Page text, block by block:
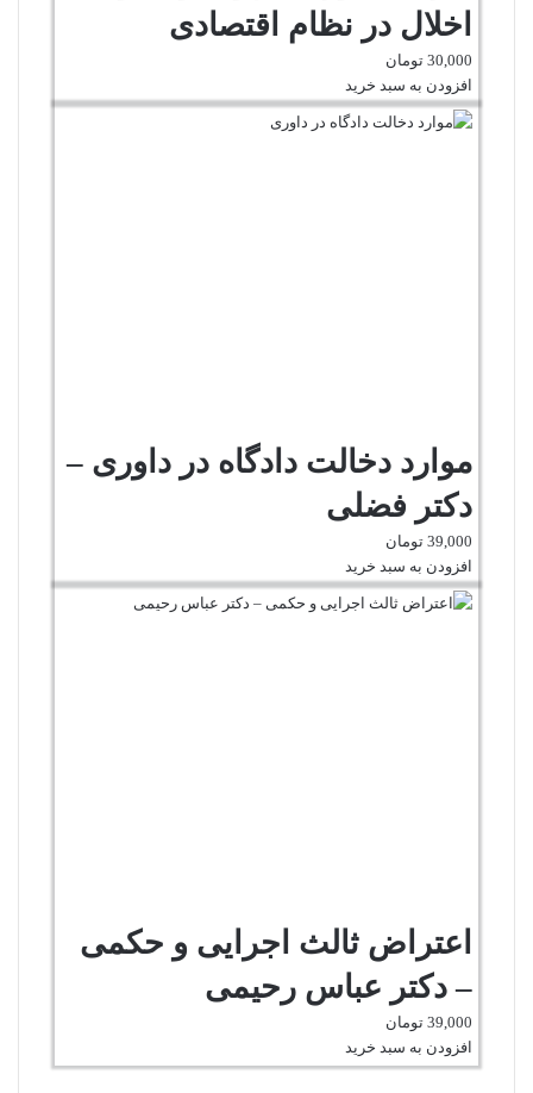
اخلال در نظام اقتصادی
30,000 تومان
افزودن به سبد خرید
موارد دخالت دادگاه در داوری –
دکتر فضلی
39,000 تومان
افزودن به سبد خرید
اعتراض ثالث اجرایی و حکمی
– دکتر عباس رحیمی
39,000 تومان
افزودن به سبد خرید